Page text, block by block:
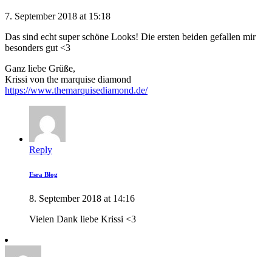
7. September 2018 at 15:18
Das sind echt super schöne Looks! Die ersten beiden gefallen mir
besonders gut <3
Ganz liebe Grüße,
Krissi von the marquise diamond
https://www.themarquisediamond.de/
Reply
Esra Blog
8. September 2018 at 14:16
Vielen Dank liebe Krissi <3